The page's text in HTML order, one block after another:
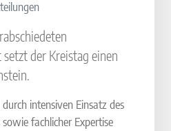
der Kreistag einen
intensiven Einsatz des
fachlicher Expertise